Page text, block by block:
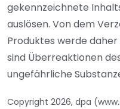
gekennzeichnete
auslösen. Von dem
Produktes werde
sind Überreaktionen
ungefährliche
Copyright 2026, dpa